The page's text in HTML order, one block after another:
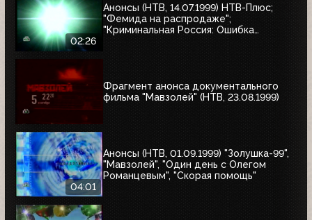
02:26
Анонсы (НТВ, 14.07.1999) НТВ-Плюс;
"Фемида на распродаже";
"Криминальная Россия: Ошибка
Фрагмент анонса документального
фильма "Мавзолей" (НТВ, 23.08.1999)
04:01
Анонсы (НТВ, 01.09.1999) "Золушка-99",
"Мавзолей", "Один день с Олегом
Романцевым", "Скорая помощь"